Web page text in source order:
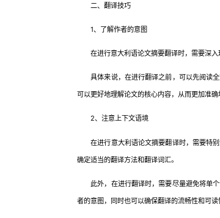
二、翻译技巧
1、了解作者的意图
在进行意大利语论文摘要翻译时，需要深入
具体来说，在进行翻译之前，可以先阅读全
可以更好地理解论文的核心内容，从而更加准确
2、注意上下文语境
在进行意大利语论文摘要翻译时，需要特别
确定适当的翻译方法和翻译词汇。
此外，在进行翻译时，需要尽量避免将单个
者的意图，同时也可以确保翻译的流畅性和可读